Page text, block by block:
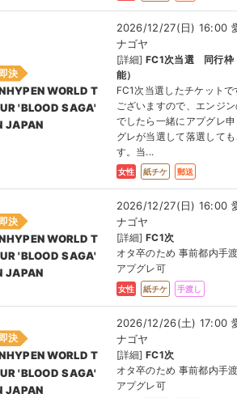
決
WORLD T
'BLOOD SAGA'
JAPAN
2026/12/27(日) 16:00
ナゴヤ
[詳細]FC1次当選 同行枠
能）
FC1次当選したチケット
ございますので、エンジ
でしたら一緒にアプグレ
グレが当選して落選して
す。当...
女性 紙チケ 郵送
決
WORLD T
'BLOOD SAGA'
JAPAN
2026/12/27(日) 16:00
ナゴヤ
[詳細]FC1次
オタ卒のため 事前都内手
アプグレ可
女性 紙チケ 手渡し
決
WORLD T
'BLOOD SAGA'
JAPAN
2026/12/26(土) 17:00
ナゴヤ
[詳細]FC1次
オタ卒のため 事前都内手
アプグレ可